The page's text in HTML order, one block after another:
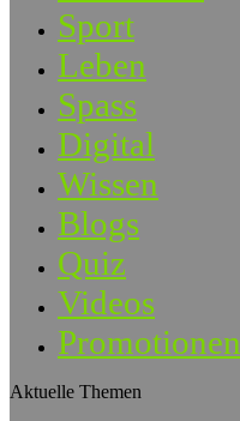
Sport
Leben
Spass
Digital
Wissen
Blogs
Quiz
Videos
Promotionen
Aktuelle Themen